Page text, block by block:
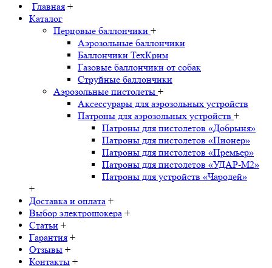
Главная +
Каталог
Перцовые баллончики +
Аэрозольные баллончики
Баллончики ТехКрим
Газовые баллончики от собак
Струйные баллончики
Аэрозольные пистолеты +
Аксессурары для аэрозольных устройств
Патроны для аэрозольных устройств +
Патроны для пистолетов «Добрыня»
Патроны для пистолетов «Пионер»
Патроны для пистолетов «Премьер»
Патроны для пистолетов «УДАР-M2»
Патроны для устройств «Чародей»
+
Доставка и оплата +
Выбор электрошокера +
Статьи +
Гарантия +
Отзывы +
Контакты +